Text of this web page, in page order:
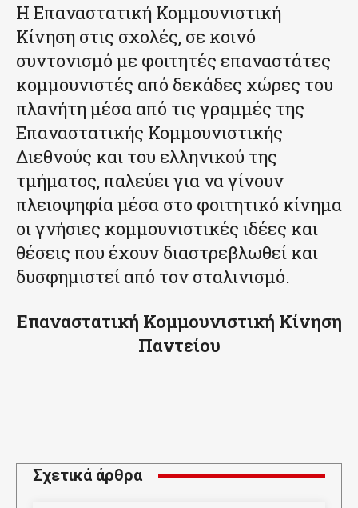
Η Επαναστατική Κομμουνιστική
Κίνηση στις σχολές, σε κοινό
συντονισμό με φοιτητές επαναστάτες
κομμουνιστές από δεκάδες χώρες του
πλανήτη μέσα από τις γραμμές της
Επαναστατικής Κομμουνιστικής
Διεθνούς και του ελληνικού της
τμήματος, παλεύει για να γίνουν
πλειοψηφία μέσα στο φοιτητικό κίνημα
οι γνήσιες κομμουνιστικές ιδέες και
θέσεις που έχουν διαστρεβλωθεί και
δυσφημιστεί από τον σταλινισμό.
Επαναστατική Κομμουνιστική Κίνηση
Παντείου
Σχετικά άρθρα